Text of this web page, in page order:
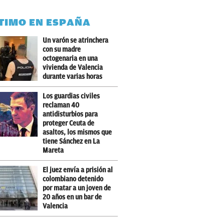
EN ESPAÑA
Un varón se atrinchera
con su madre
octogenaria en una
vivienda de Valencia
durante varias horas
Los guardias civiles
reclaman 40
antidisturbios para
proteger Ceuta de
asaltos, los mismos que
tiene Sánchez en La
Mareta
El juez envía a prisión al
colombiano detenido
por matar a un joven de
20 años en un bar de
Valencia